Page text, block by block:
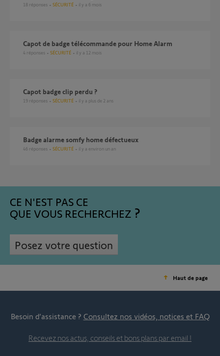
18 réponses SÉCURITÉ il y a 6 mois
Capot de badge télécommande pour Home Alarm
4 réponses SÉCURITÉ il y a 12 mois
Capot badge clip perdu ?
19 réponses SÉCURITÉ il y a plus de 2 ans
Badge alarme somfy home défectueux
46 réponses SÉCURITÉ il y a environ un an
CE N'EST PAS CE
QUE VOUS RECHERCHEZ
Posez votre question
Haut de page
Besoin d’assistance ? Consultez nos vidéos, notices et FAQ
Recevez nos actus, conseils et bons plans par email !